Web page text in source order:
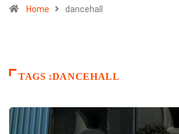
Home dancehall
TAGS :DANCEHALL